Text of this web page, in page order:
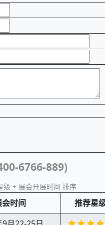
6766-889)
+ 展会开展时间 排序
会时间 推荐星